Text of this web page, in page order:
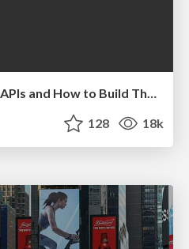
Principles of Awesome APIs and How to Build Them.
128 18k